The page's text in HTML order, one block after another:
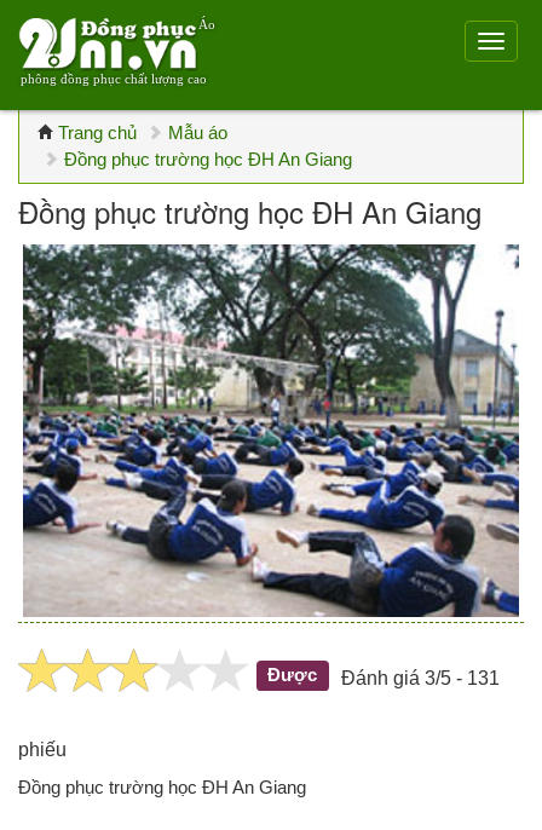
Áo
phông đồng phục chất lượng cao
Trang chủ
Mẫu áo
Đồng phục trường học ĐH An Giang
Đồng phục trường học ĐH An Giang
Được Đánh giá 3/5 - 131
phiếu
Đồng phục trường học ĐH An Giang